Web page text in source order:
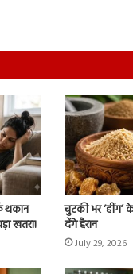
थकान
खतरा!
चुटकी भर
देंगे हैरान
July 29, 2026